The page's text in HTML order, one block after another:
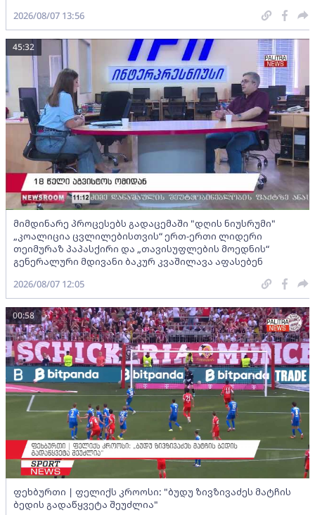
2026/08/07 13:56
მიმდინარე პროცესებს გადაცემაში "დღის ნიუსრუმი"
„კოალიცია ცვლილებისთვის“ ერთ-ერთი ლიდერი
თეიმურაზ პაპასქირი და „თავისუფლების მოედნის“
გენერალური მდივანი ბაკურ კვაშილავა აფასებენ
45:32
2026/08/07 12:05
ფეხბურთი | ფელიქს კროოსი: "ბუდუ ზივზივაძეს მატჩის
ბედის გადაწყვეტა შეუძლია"
00:58